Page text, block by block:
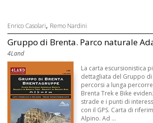
Enrico Casolari, Remo Nardini
Gruppo di Brenta. Parco naturale
4Land
La carta escursionistica
dettagliata del Gruppo di
percorsi a lunga
Brenta Trek e Bike
strade e i punti di
con il GPS. Carta di
Alpino. Ad ...